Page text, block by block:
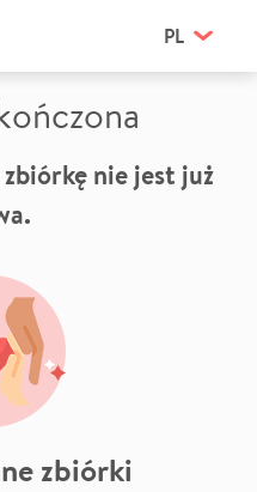
PL
nie jest już
zbiórki